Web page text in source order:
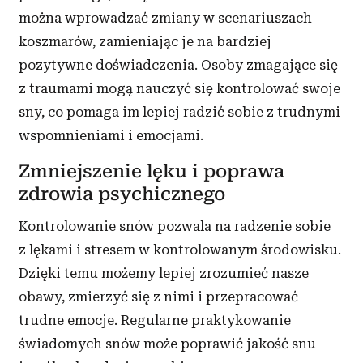
można wprowadzać zmiany w scenariuszach
koszmarów, zamieniając je na bardziej
pozytywne doświadczenia. Osoby zmagające się
z traumami mogą nauczyć się kontrolować swoje
sny, co pomaga im lepiej radzić sobie z trudnymi
wspomnieniami i emocjami.
Zmniejszenie lęku i poprawa
zdrowia psychicznego
Kontrolowanie snów pozwala na radzenie sobie
z lękami i stresem w kontrolowanym środowisku.
Dzięki temu możemy lepiej zrozumieć nasze
obawy, zmierzyć się z nimi i przepracować
trudne emocje. Regularne praktykowanie
świadomych snów może poprawić jakość snu